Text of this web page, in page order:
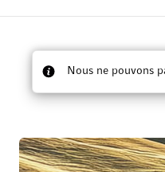
Nous ne pouvons